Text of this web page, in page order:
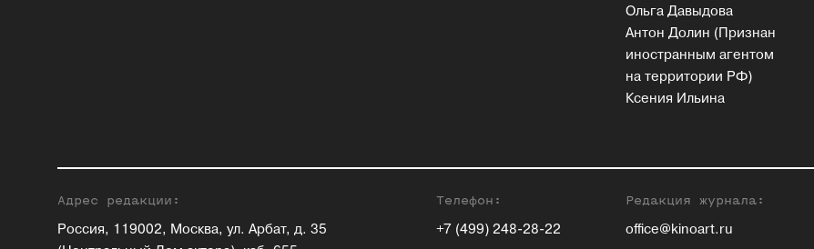
Ольга Давыдова
Антон Долин (Признан
иностранным агентом
на территории РФ)
Ксения Ильина
Адрес редакции:
Россия, 119002, Москва, ул. Арбат, д. 35
Телефон:
+7 (499) 248-28-22
Редакция журнала:
office@kinoart.ru